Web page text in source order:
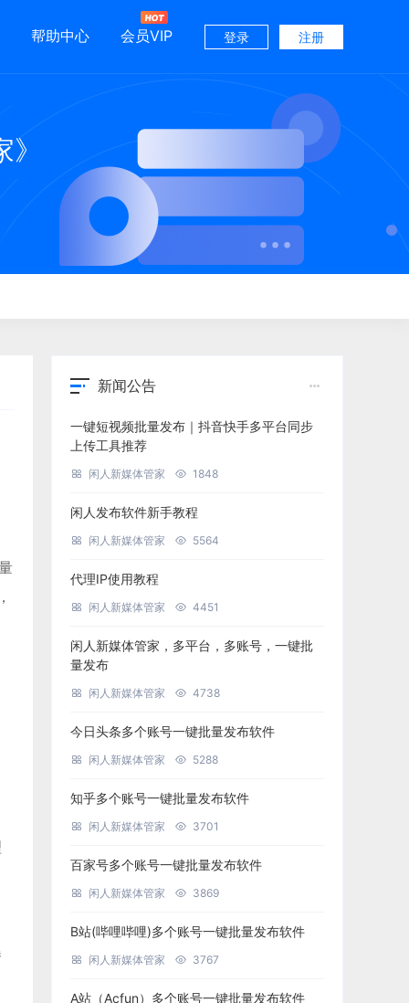
帮助中心 会员VIP 登录 注册
新闻公告
一键短视频批量发布｜抖音快手多平台同步
上传工具推荐
闲人新媒体管家 1848
闲人发布软件新手教程
闲人新媒体管家 5564
代理IP使用教程
闲人新媒体管家 4451
闲人新媒体管家，多平台，多账号，一键批
量发布
闲人新媒体管家 4738
今日头条多个账号一键批量发布软件
闲人新媒体管家 5288
知乎多个账号一键批量发布软件
闲人新媒体管家 3701
百家号多个账号一键批量发布软件
闲人新媒体管家 3869
B站(哔哩哔哩)多个账号一键批量发布软件
闲人新媒体管家 3767
A站（Acfun）多个账号一键批量发布软件